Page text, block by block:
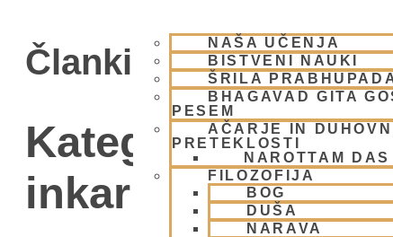
NAŠA UČENJA
BISTVENI NAUKI
ŠRILA
BHAGAVAD GITA
PESEM
AČARJE IN
PRETEKLOSTI
NAROTTAM
FILOZOFIJA
BOG
DUŠA
NARAVA
Članki
Kategorija:
inkarnacije